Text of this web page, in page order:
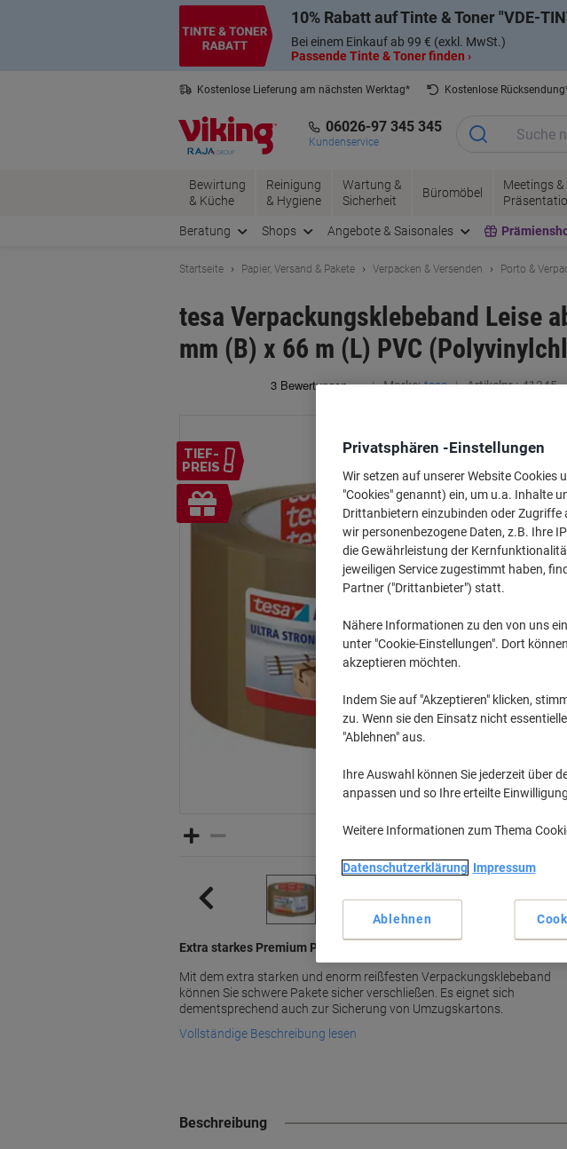
10% Rabatt auf Tinte & Toner VDE-
Bei einem Einkauf ab 99 € (exkl. MwSt.)
Passende Tinte & Toner finden ›
Kostenlose Lieferung am nächsten Werktag*
Kostenlose
06026-97 345 345
Kundenservice
Bewirtung
& Küche
Reinigung
& Hygiene
Wartung &
Sicherheit
Büromöbel
Meetings &
Beratung Shops Angebote & Saisonales
Startseite Papier, Versand & Pakete Verpacken & Versenden Porto &
tesa Verpackungsklebeband Leise
mm (B) x 66 m (L) PVC
Marke: tesa Artikelnr.: 41245
TIEF-
PREIS
Inkl.
Geschenk
Extra starkes Premium Packband von tesa für sicheres Verpacken
Mit dem extra starken und enorm reißfesten Verpackungsklebeband
können Sie schwere Pakete sicher verschließen. Es eignet sich
dementsprechend auch zur Sicherung von Umzugskartons.
Vollständige Beschreibung lesen
Beschreibung
Privatsphären -Einstellungen
Wir setzen auf unserer Website Cookies
"Cookies" genannt) ein, um u.a. Inhalte
Drittanbietern einzubinden oder Zugriffe
wir personenbezogene Daten, z.B. Ihre
die Gewährleistung der
jeweiligen Service zugestimmt haben,
Partner ("Drittanbieter") statt.
Nähere Informationen zu den von uns
unter "Cookie-Einstellungen". Dort
akzeptieren möchten.
Indem Sie auf "Akzeptieren" klicken,
zu. Wenn sie den Einsatz nicht
"Ablehnen" aus.
Ihre Auswahl können Sie jederzeit über
anpassen und so Ihre erteilte
Weitere Informationen zum Thema
Datenschutzerklärung Impressum
Ablehnen